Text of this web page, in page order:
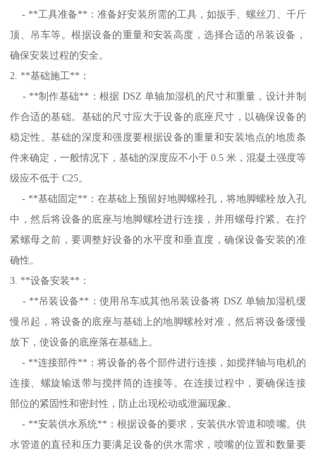
- **工具准备**：准备好安装所需的工具，如扳手、螺丝刀、千斤
顶、吊车等。根据设备的重量和安装高度，选择合适的吊装设备，
确保安装过程的安全。
2. **基础施工**：
- **制作基础**：根据 DSZ 单轴加湿机的尺寸和重量，设计并制
作合适的基础。基础的尺寸应大于设备的底座尺寸，以确保设备的
稳定性。基础的深度和强度要根据设备的重量和安装地点的地质条
件来确定，一般情况下，基础的深度应不小于 0.5 米，混凝土强度等
级应不低于 C25。
- **基础固定**：在基础上预留好地脚螺栓孔，将地脚螺栓放入孔
中，然后将设备的底座与地脚螺栓进行连接，并用螺母拧紧。在拧
紧螺母之前，要调整好设备的水平度和垂直度，确保设备安装的准
确性。
3. **设备安装**：
- **吊装设备**：使用吊车或其他吊装设备将 DSZ 单轴加湿机缓
慢吊起，将设备的底座与基础上的地脚螺栓对准，然后将设备缓慢
放下，使设备的底座落在基础上。
- **连接部件**：将设备的各个部件进行连接，如搅拌轴与电机的
连接、螺旋输送带与搅拌筒的连接等。在连接过程中，要确保连接
部位的紧固性和密封性，防止出现松动或泄漏现象。
- **安装供水系统**：根据设备的要求，安装供水管道和喷嘴。供
水管道的直径和压力要满足设备的供水需求，喷嘴的位置和数量要